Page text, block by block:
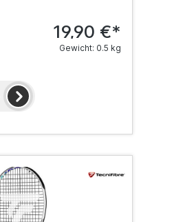
19,90 €*
Gewicht: 0.5 kg